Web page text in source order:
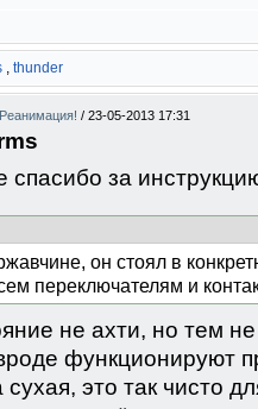
, thunder
/ 23-05-2013 17:31
спасибо за
он стоял в
переключателям и
не ахти, но тем
функционируют
сухая, это так чисто